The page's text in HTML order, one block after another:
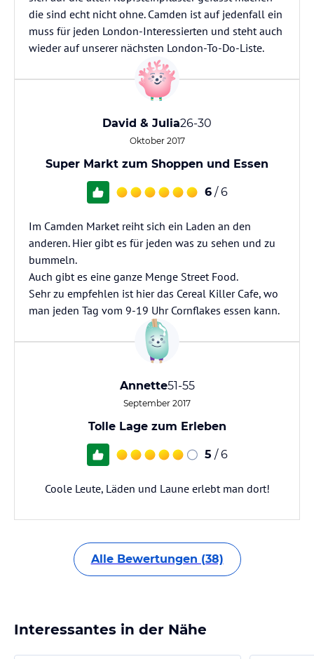
die sind echt nicht ohne. Camden ist auf jedenfall ein
muss für jeden London-Interessierten und steht auch
wieder auf unserer nächsten London-To-Do-Liste.
David & Julia26-30
Oktober 2017
Super Markt zum Shoppen und Essen
6 / 6
Im Camden Market reiht sich ein Laden an den
anderen. Hier gibt es für jeden was zu sehen und zu
bummeln.
Auch gibt es eine ganze Menge Street Food.
Sehr zu empfehlen ist hier das Cereal Killer Cafe, wo
man jeden Tag vom 9-19 Uhr Cornflakes essen kann.
Annette51-55
September 2017
Tolle Lage zum Erleben
5 / 6
Coole Leute, Läden und Laune erlebt man dort!
Alle Bewertungen (38)
Interessantes in der Nähe